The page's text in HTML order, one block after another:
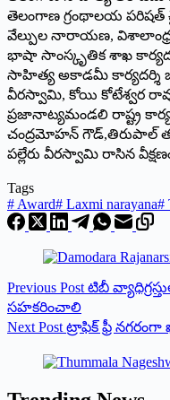
తెలంగాణ గ్రంథాలయ
వేల్పుల నారాయణ,
భాషా సాంస్కృతిక శాఖ
సాహిత్య అకాడమీ కార్యదర్శి
వీరస్వామి, కోయి కోటేశ్వర
ప్రజానాట్యమండలి రాష్ట్ర
చంద్రమోహన్ గౌడ్,తిరుపాల్
పల్లేరు వీరస్వామి రాసిన
Tags
# Award# Laxmi narayana#
Previous Post టిబీ
సహకరించాలి
Next Post ట్రాఫిక్ ఫ్రీ నగరంగా